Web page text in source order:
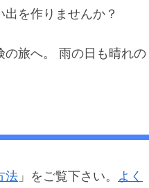
を作りませんか？
旅へ。 雨の日も晴れの
法 」をご覧下さい。 よく